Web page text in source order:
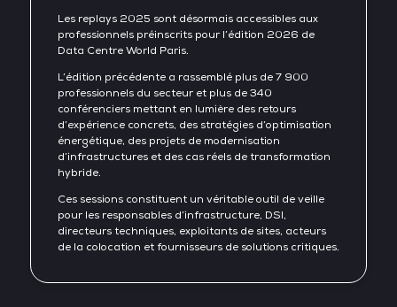
Les replays 2025 sont désormais accessibles aux
professionnels préinscrits pour l’édition 2026 de
Data Centre World Paris.
L’édition précédente a rassemblé plus de 7 900
professionnels du secteur et plus de 340
conférenciers mettant en lumière des retours
d’expérience concrets, des stratégies d’optimisation
énergétique, des projets de modernisation
d’infrastructures et des cas réels de transformation
hybride.
Ces sessions constituent un véritable outil de veille
pour les responsables d’infrastructure, DSI,
directeurs techniques, exploitants de sites, acteurs
de la colocation et fournisseurs de solutions critiques.